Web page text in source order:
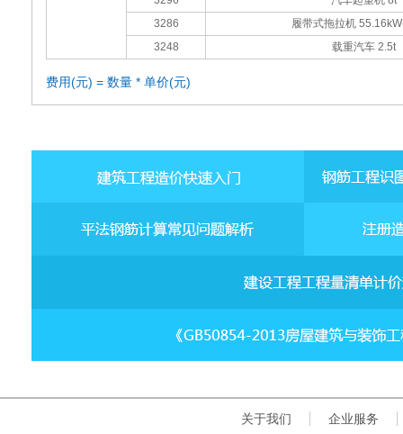
3286
履带式拖拉机
3248
载重汽车 2.5t
费用(元) = 数量 * 单价(元)
关于我们 企业服务